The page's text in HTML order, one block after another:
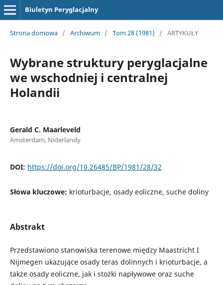
Biuletyn Peryglacjalny
Strona domowa / Archiwum / Tom 28 (1981) / ARTYKUŁY
Wybrane struktury peryglacjalne
we wschodniej i centralnej
Holandii
Gerald C. Maarleveld
Amsterdam, Niderlandy
DOI: https://doi.org/10.26485/BP/1981/28/32
Słowa kluczowe: krioturbacje, osady eoliczne, suche doliny
Abstrakt
Przedstawiono stanowiska terenowe między Maastricht I
Nijmegen ukazujące osady teras dolinnych i krioturbacje, a
także osady eoliczne, jak i stożki napływowe oraz suche